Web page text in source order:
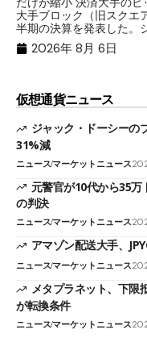
大手ブロック（旧スクエ
半期の決算を発表した。
2026年 8月 6日
仮想通貨ニュース
ジャック・ドーシーの
31%減
ニュースマーケットニュース
元警官が10代から35
の判決
ニュースマーケットニュース
アマゾン配送大手、
ニュースマーケットニュース
メタプラネット、下限
が転換条件
ニュースマーケットニュース